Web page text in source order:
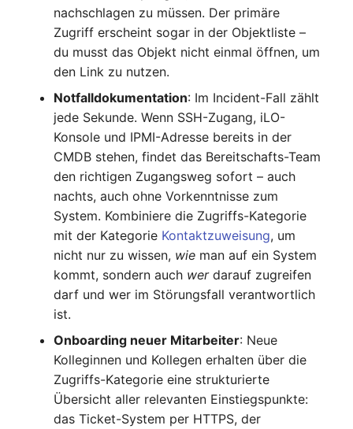
Release Notes 22
Release Notes 1.19
Release Notes 1.18
Release Notes 1.17
Release Notes 1.16
Release Notes 1.14
Release Notes 1.13
Release Notes 1.12
Release Notes 1.10
Release Notes 1.9
Changelog 22
Changelog 21
Changelog 20
Changelogs 1.19.x
Changelogs 1.18.x
Changelogs 1.17.x
Changelogs 1.16.x
Changelogs 1.15.x
Changelogs 1.13.x
Changelogs 1.12.x
FC-Switch
Flugzeug
Gebäude
Kabeltrasse
Klimaanlage
Kryptokarte
KVM-Switch
IP Address Management
Kabel-Patches und -wege
Komplexe Reports
Passwörter verwalten
Prod→Test Datenbank-
Synchronisation
Standort-basierte
Benutzerrechte
Standorte
Switch Stacking
Variable Reports
VM provisionieren
Maintenance
Nagios
OCS Inventory NG
Relocate-CI
Replacement
Rights Documentation
SHD Connect
URL-Router
VIVA
VIVA2 (IT-
Grundschutz)
Report Views
DIY Daten-Import
Dashboard Widget
programmieren
nachschlagen zu müssen. Der primäre
Zugriff erscheint sogar in der Objektliste –
du musst das Objekt nicht einmal öffnen, um
den Link zu nutzen.
Notfalldokumentation: Im Incident-Fall zählt
jede Sekunde. Wenn SSH-Zugang, iLO-
Konsole und IPMI-Adresse bereits in der
CMDB stehen, findet das Bereitschafts-Team
den richtigen Zugangsweg sofort – auch
nachts, auch ohne Vorkenntnisse zum
System. Kombiniere die Zugriffs-Kategorie
mit der Kategorie Kontaktzuweisung, um
nicht nur zu wissen, wie man auf ein System
kommt, sondern auch werdarauf zugreifen
darf und wer im Störungsfall verantwortlich
ist.
Onboarding neuer Mitarbeiter: Neue
Kolleginnen und Kollegen erhalten über die
Zugriffs-Kategorie eine strukturierte
Übersicht aller relevanten Einstiegspunkte:
das Ticket-System per HTTPS, der